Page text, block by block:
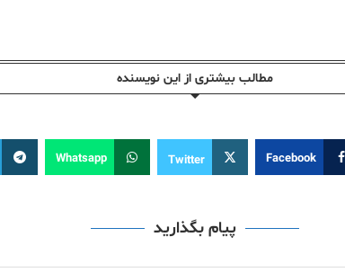
مطالب بیشتری از این نویسندە
Facebook
Twitter
Whatsapp
پیام بگذارید